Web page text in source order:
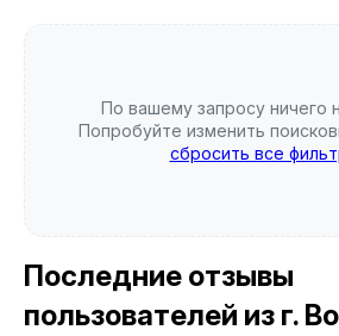
По вашему запросу ничего
Попробуйте изменить
сбросить все
Последние отзывы
пользователей из г.